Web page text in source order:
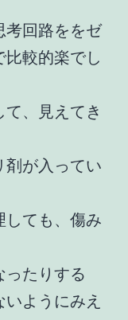
考回路ををゼ
比較的楽でし
、見えてき
剤が入ってい
しても、傷み
ったりする
ようにみえ